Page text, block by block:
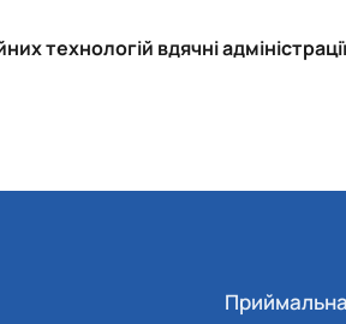
технологій вдячні
Приймальна